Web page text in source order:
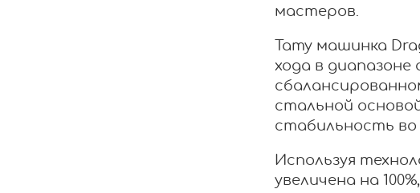
мастеров.
Тату машинка
хода в диапазоне
стальной
стабильность
Используя
увеличена на